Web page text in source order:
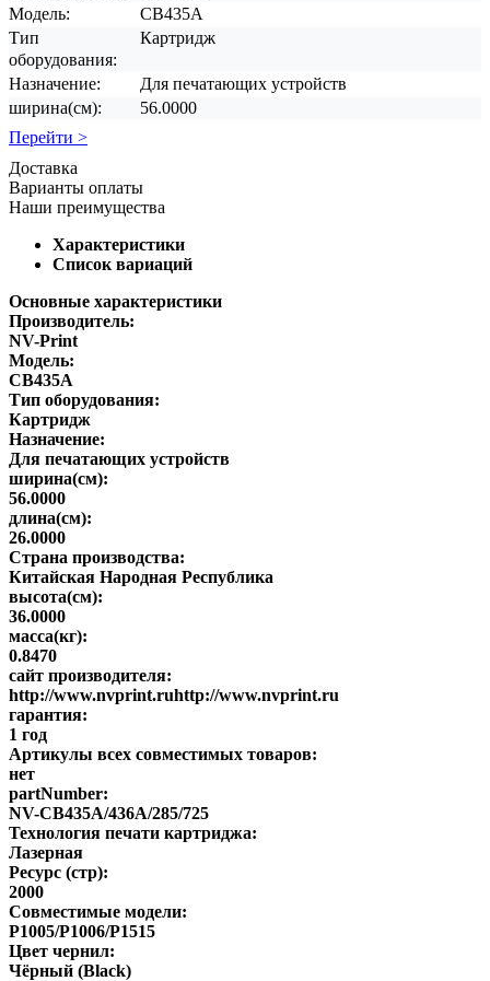
Модель:
CB435A
Тип
оборудования:
Картридж
Назначение:
Для печатающих устройств
ширина(см):
56.0000
Перейти >
Доставка
Варианты оплаты
Наши преимущества
Характеристики
Список вариаций
Основные характеристики
Производитель:
NV-Print
Модель:
CB435A
Тип оборудования:
Картридж
Назначение:
Для печатающих устройств
ширина(см):
56.0000
длина(см):
26.0000
Страна производства:
Китайская Народная Республика
высота(см):
36.0000
масса(кг):
0.8470
сайт производителя:
http://www.nvprint.ruhttp://www.nvprint.ru
гарантия:
1 год
Артикулы всех совместимых товаров:
нет
partNumber:
NV-CB435A/436A/285/725
Технология печати картриджа:
Лазерная
Ресурс (стр):
2000
Совместимые модели:
P1005/P1006/P1515
Цвет чернил:
Чёрный (Black)